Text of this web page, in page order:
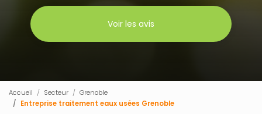
Voir les avis
Accueil Secteur
Grenoble
Entreprise traitement eaux usées Grenoble